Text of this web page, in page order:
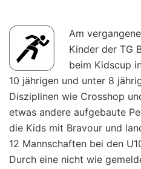
Am
Kinder der TG
beim Kidscup
10 jährigen und unter 8
Disziplinen wie Crosshop
etwas andere aufgebaute
die Kids mit Bravour und
12 Mannschaften bei den
Durch eine nicht wie